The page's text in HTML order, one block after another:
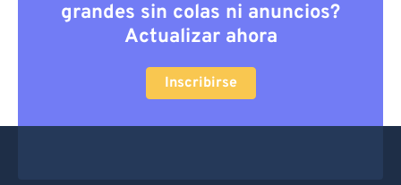
grandes sin colas ni anuncios?
Actualizar ahora
Inscribirse